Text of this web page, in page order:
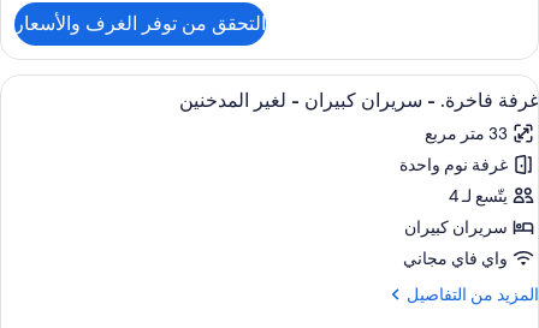
لغير
المدخنين
غرفة
فاخرة.
-
سرير
ملكي
لغير
المدخنين
التحقق من توفر الغرف والأسعار
استعراض
جميع
صور
غرفة
فاخرة.
-
سريران
كبيران
-
ألحفة محشوة بالريش وأسرّة بطبقة
6
غرفة فاخرة. - سريران كبيران - لغير المدخنين
33 متر مربع
غرفة نوم واحدة
يتّسع لـ 4
سريران كبيران
واي فاي مجاني
المزيد من التفاصيل
المزيد